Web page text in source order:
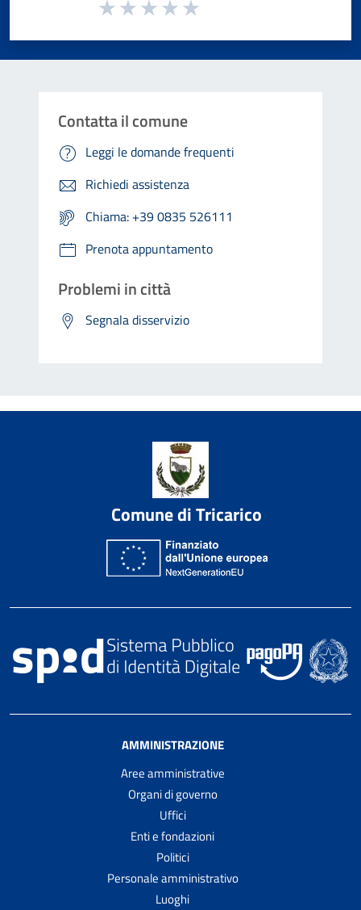
Valuta da 1 a 5 stelle la pagina
Contatta il comune
Leggi le domande frequenti
Richiedi assistenza
Chiama: +39 0835 526111
Prenota appuntamento
Problemi in città
Segnala disservizio
Comune di Tricarico
AMMINISTRAZIONE
Aree amministrative
Organi di governo
Uffici
Enti e fondazioni
Politici
Personale amministrativo
Luoghi